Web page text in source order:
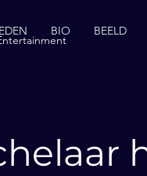
BIO BEELD